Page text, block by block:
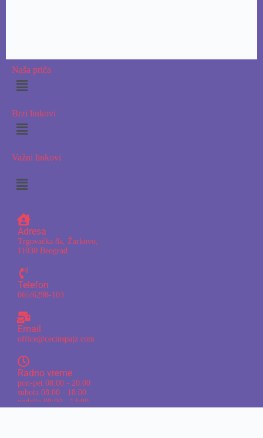
Naša priča
Brzi linkovi
Važni linkovi
Adresa
Trgovačka 8a, Žarkovo,
11030 Beograd
Telefon
065/6298-103
Email
office@cecinspajz.com
Radno vreme
pon-pet 08:00 - 20:00
subota 08:00 - 18:00
nedelja 08:00 - 14:00